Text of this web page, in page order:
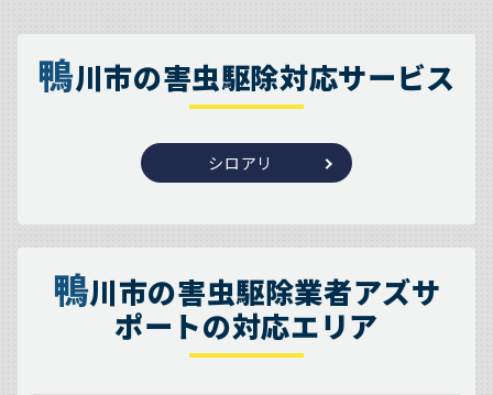
鴨川市の害虫駆除対応サービス
シロアリ
鴨川市の害虫駆除業者アズサ
ポートの対応エリア